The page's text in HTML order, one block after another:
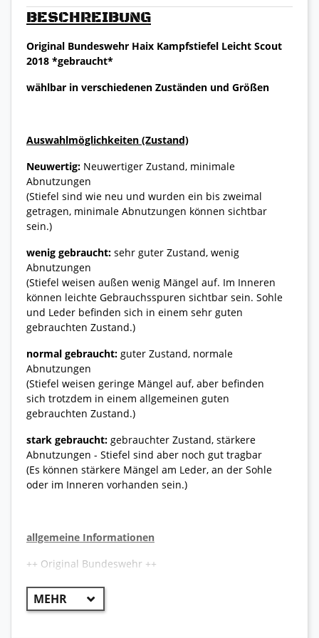
BESCHREIBUNG
Original Bundeswehr Haix Kampfstiefel Leicht Scout
2018 *gebraucht*
wählbar in verschiedenen Zuständen und Größen
Auswahlmöglichkeiten (Zustand)
Neuwertig: Neuwertiger Zustand, minimale
Abnutzungen
(Stiefel sind wie neu und wurden ein bis zweimal
getragen, minimale Abnutzungen können sichtbar
sein.)
wenig gebraucht: sehr guter Zustand, wenig
Abnutzungen
(Stiefel weisen außen wenig Mängel auf. Im Inneren
können leichte Gebrauchsspuren sichtbar sein. Sohle
und Leder befinden sich in einem sehr guten
gebrauchten Zustand.)
normal gebraucht: guter Zustand, normale
Abnutzungen
(Stiefel weisen geringe Mängel auf, aber befinden
sich trotzdem in einem allgemeinen guten
gebrauchten Zustand.)
stark gebraucht: gebrauchter Zustand, stärkere
Abnutzungen - Stiefel sind aber noch gut tragbar
(Es können stärkere Mängel am Leder, an der Sohle
oder im Inneren vorhanden sein.)
allgemeine Informationen
++ Original Bundeswehr ++
Der neue Haix Kampfschuh in leichter Ausführung,
auch bekannt als Haix Scout 1.0 ist das aktuelle